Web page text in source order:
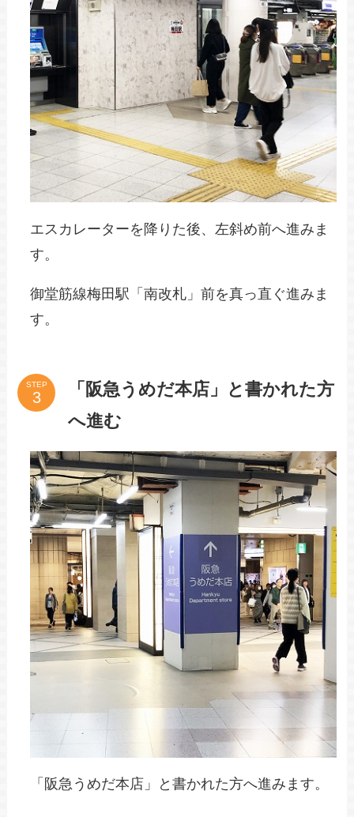
エスカレーターを降りた後、左斜め前へ進みま
す。
御堂筋線梅田駅「南改札」前を真っ直ぐ進みま
す。
STEP
「阪急うめだ本店」と書かれた方
へ進む
「阪急うめだ本店」と書かれた方へ進みます。